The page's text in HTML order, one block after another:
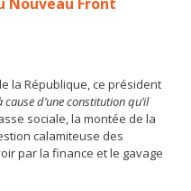
la République, ce président
cause d’une constitution qu’il
sociale, la montée de la
calamiteuse des
par la finance et le gavage